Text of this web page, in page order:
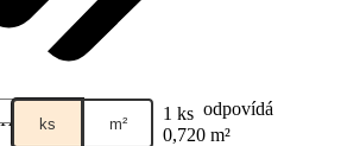
ks m² 1 ks odpovídá
0,720 m²